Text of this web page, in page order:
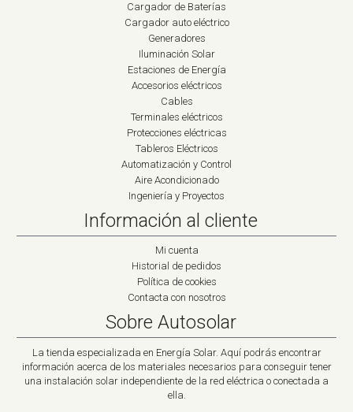
Cargador de Baterías
Cargador auto eléctrico
Generadores
Iluminación Solar
Estaciones de Energía
Accesorios eléctricos
Cables
Terminales eléctricos
Protecciones eléctricas
Tableros Eléctricos
Automatización y Control
Aire Acondicionado
Ingeniería y Proyectos
Información al cliente
Mi cuenta
Historial de pedidos
Política de cookies
Contacta con nosotros
Sobre Autosolar
La tienda especializada en Energía Solar. Aquí podrás encontrar
información acerca de los materiales necesarios para conseguir tener
una instalación solar independiente de la red eléctrica o conectada a
ella.